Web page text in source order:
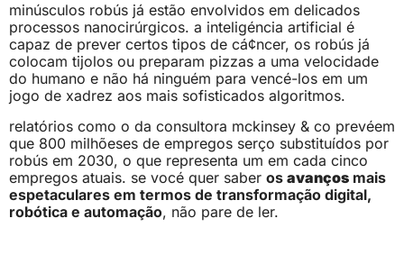
minúsculos robús já estão envolvidos em delicados
processos nanocirúrgicos. a inteligéncia artificial é
capaz de prever certos tipos de cá¢ncer, os robús já
colocam tijolos ou preparam pizzas a uma velocidade
do humano e não há ninguém para vencé-los em um
jogo de xadrez aos mais sofisticados algoritmos.
relatórios como o da consultora mckinsey & co prevéem
que 800 milhõeses de empregos serço substituídos por
robús em 2030, o que representa um em cada cinco
empregos atuais. se vocé quer saber os avanços mais
espetaculares em termos de transformação digital,
robótica e automação, não pare de ler.